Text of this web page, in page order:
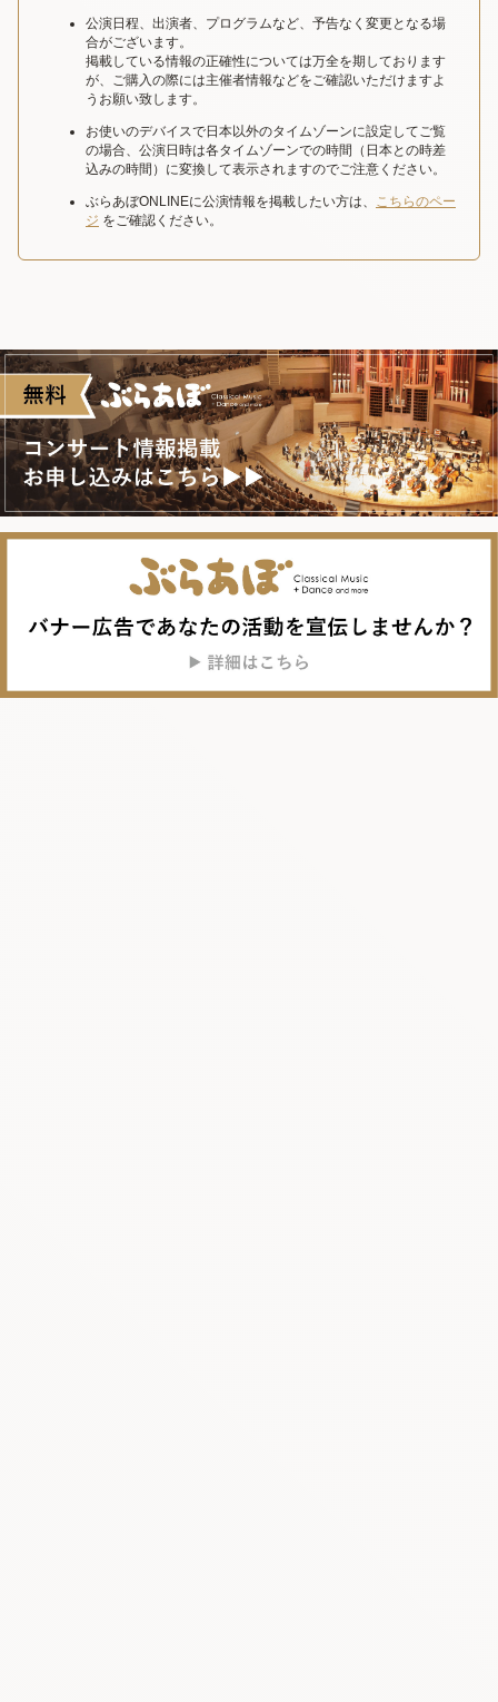
公演日程、出演者、プログラムなど、予告なく変更となる場
合がございます。
掲載している情報の正確性については万全を期しております
が、ご購入の際には主催者情報などをご確認いただけますよ
うお願い致します。
お使いのデバイスで日本以外のタイムゾーンに設定してご覧
の場合、公演日時は各タイムゾーンでの時間（日本との時差
込みの時間）に変換して表示されますのでご注意ください。
ぶらあぼONLINEに公演情報を掲載したい方は、 こちらのペー
ジ をご確認ください。